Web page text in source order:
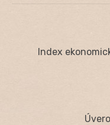
Navigácia
Previous
Index
Next